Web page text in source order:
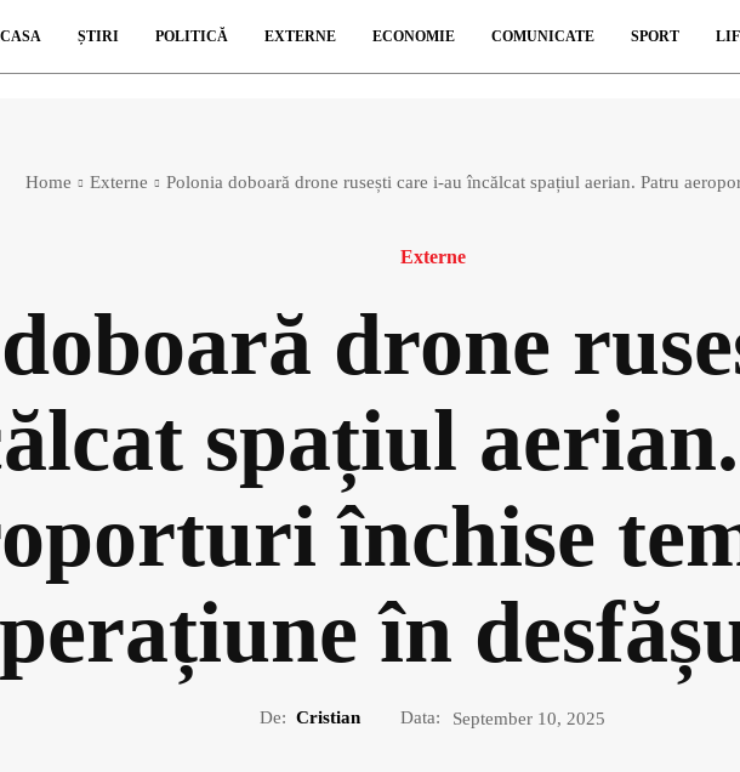
ȘTIRI POLITICĂ EXTERNE ECONOMIE COMUNICATE SPORT
Home Externe Polonia doboară drone rusești care i-au încălcat spațiul aerian. Patru
Externe
drone
spațiul
închise
în
De: Cristian Data: September 10, 2025